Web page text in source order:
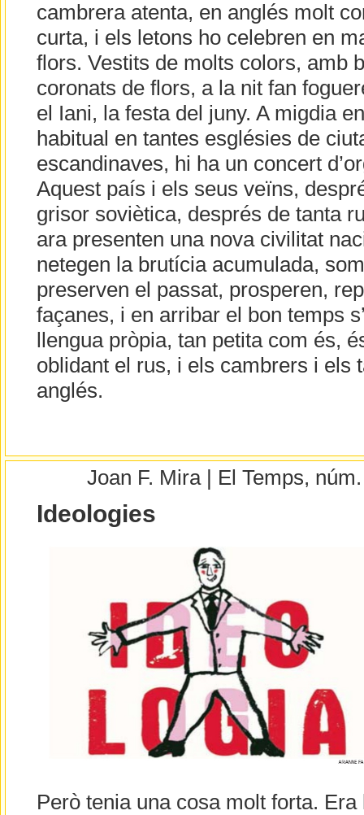
cambrera atenta, en anglés molt
curta, i els letons ho celebren en
flors. Vestits de molts colors, amb
coronats de flors, a la nit fan
el Iani, la festa del juny. A migdia
habitual en tantes esglésies de
escandinaves, hi ha un concert
Aquest país i els seus veïns,
grisor soviètica, després de tanta
ara presenten una nova civilitat
netegen la brutícia acumulada,
preserven el passat, prosperen,
façanes, i en arribar el bon temps
llengua pròpia, tan petita com és,
oblidant el rus, i els cambrers i els
anglés.
Joan F. Mira | El Temps,
Ideologies
Però tenia una cosa molt forta. Era